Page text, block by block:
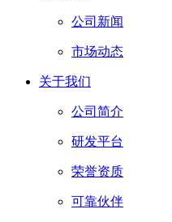
公司新闻
市场动态
关于我们
公司简介
研发平台
荣誉资质
可靠伙伴